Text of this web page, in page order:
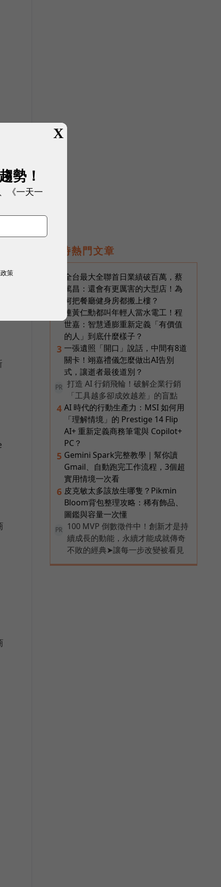
即時熱門文章
全台最大全聯首日業績破百萬，蔡
篤昌：還會有更厲害的大型店！為
何把餐廳健身房都搬上樓？
連黃仁勳都叫年輕人當水電工！程
世嘉：智慧通膨重新定義「有價值
的人」到底什麼樣子？
3 一張遺照「開口」說話，中間有8道
關卡！翊嘉禮儀怎麼做出AI告別
式，讓逝者最後道別？
PR
打造 AI 行銷飛輪！破解企業行銷
「工具越多卻成效越差」的盲點
4 AI 時代的行動生產力：MSI 如何用
「理解情境」的 Prestige 14 Flip
AI+ 重新定義商務筆電與 Copilot+
PC？
5 Gemini Spark完整教學｜幫你讀
Gmail、自動跑完工作流程，3個超
實用情境一次看
6 皮克敏太多該放生哪隻？Pikmin
Bloom背包整理攻略：稀有飾品、
圖鑑與容量一次懂
PR
100 MVP 倒數徵件中！創新才是持
續成長的動能，永續才能成就傳奇
不敗的經典➤讓每一步改變被看見
X
勢！
《一天一
策